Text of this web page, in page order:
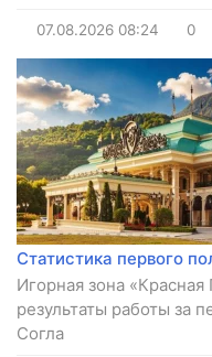
07.08.2026 08:24 0
Статистика первого
Игорная зона
результаты работы за
Согла